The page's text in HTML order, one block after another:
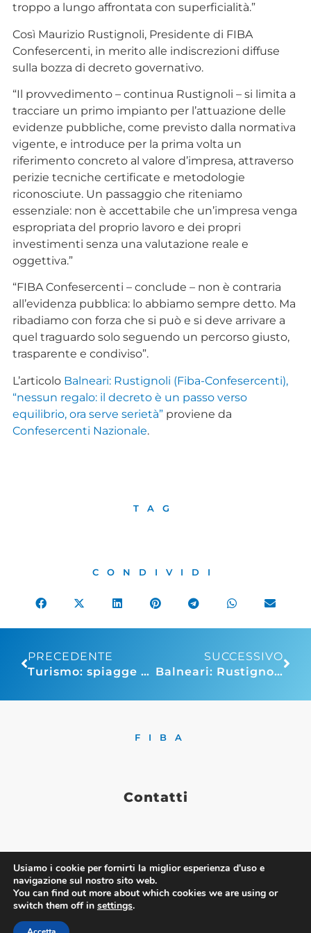
troppo a lungo affrontata con superficialità.”
Così Maurizio Rustignoli, Presidente di FIBA
Confesercenti, in merito alle indiscrezioni diffuse
sulla bozza di decreto governativo.
“Il provvedimento – continua Rustignoli – si limita a
tracciare un primo impianto per l’attuazione delle
evidenze pubbliche, come previsto dalla normativa
vigente, e introduce per la prima volta un
riferimento concreto al valore d’impresa, attraverso
perizie tecniche certificate e metodologie
riconosciute. Un passaggio che riteniamo
essenziale: non è accettabile che un’impresa venga
espropriata del proprio lavoro e dei propri
investimenti senza una valutazione reale e
oggettiva.”
“FIBA Confesercenti – conclude – non è contraria
all’evidenza pubblica: lo abbiamo sempre detto. Ma
ribadiamo con forza che si può e si deve arrivare a
quel traguardo solo seguendo un percorso giusto,
trasparente e condiviso”.
L’articolo Balneari: Rustignoli (Fiba-Confesercenti),
“nessun regalo: il decreto è un passo verso
equilibrio, ora serve serietà”proviene da
Confesercenti Nazionale.
TAG
CONDIVIDI
PRECEDENTE
Turismo: spiagge e riviere motore dell’estate. Tra giugno e agosto nei comuni balneari italiani previsti 20,7 milioni di arrivi e oltre 110 milioni di presenze
SUCCESSIVO
Balneari: Rustignoli, lettera era passaggio previsto, non mette in discussione indennizzi
FIBA
Contatti
Tel.06 4725315
fiba@confesercenti.it
turismo@pecconfesercentinaz.it
Usiamo i cookie per fornirti la miglior esperienza d'uso e
navigazione sul nostro sito web.
You can find out more about which cookies we are using or
switch them off in settings.